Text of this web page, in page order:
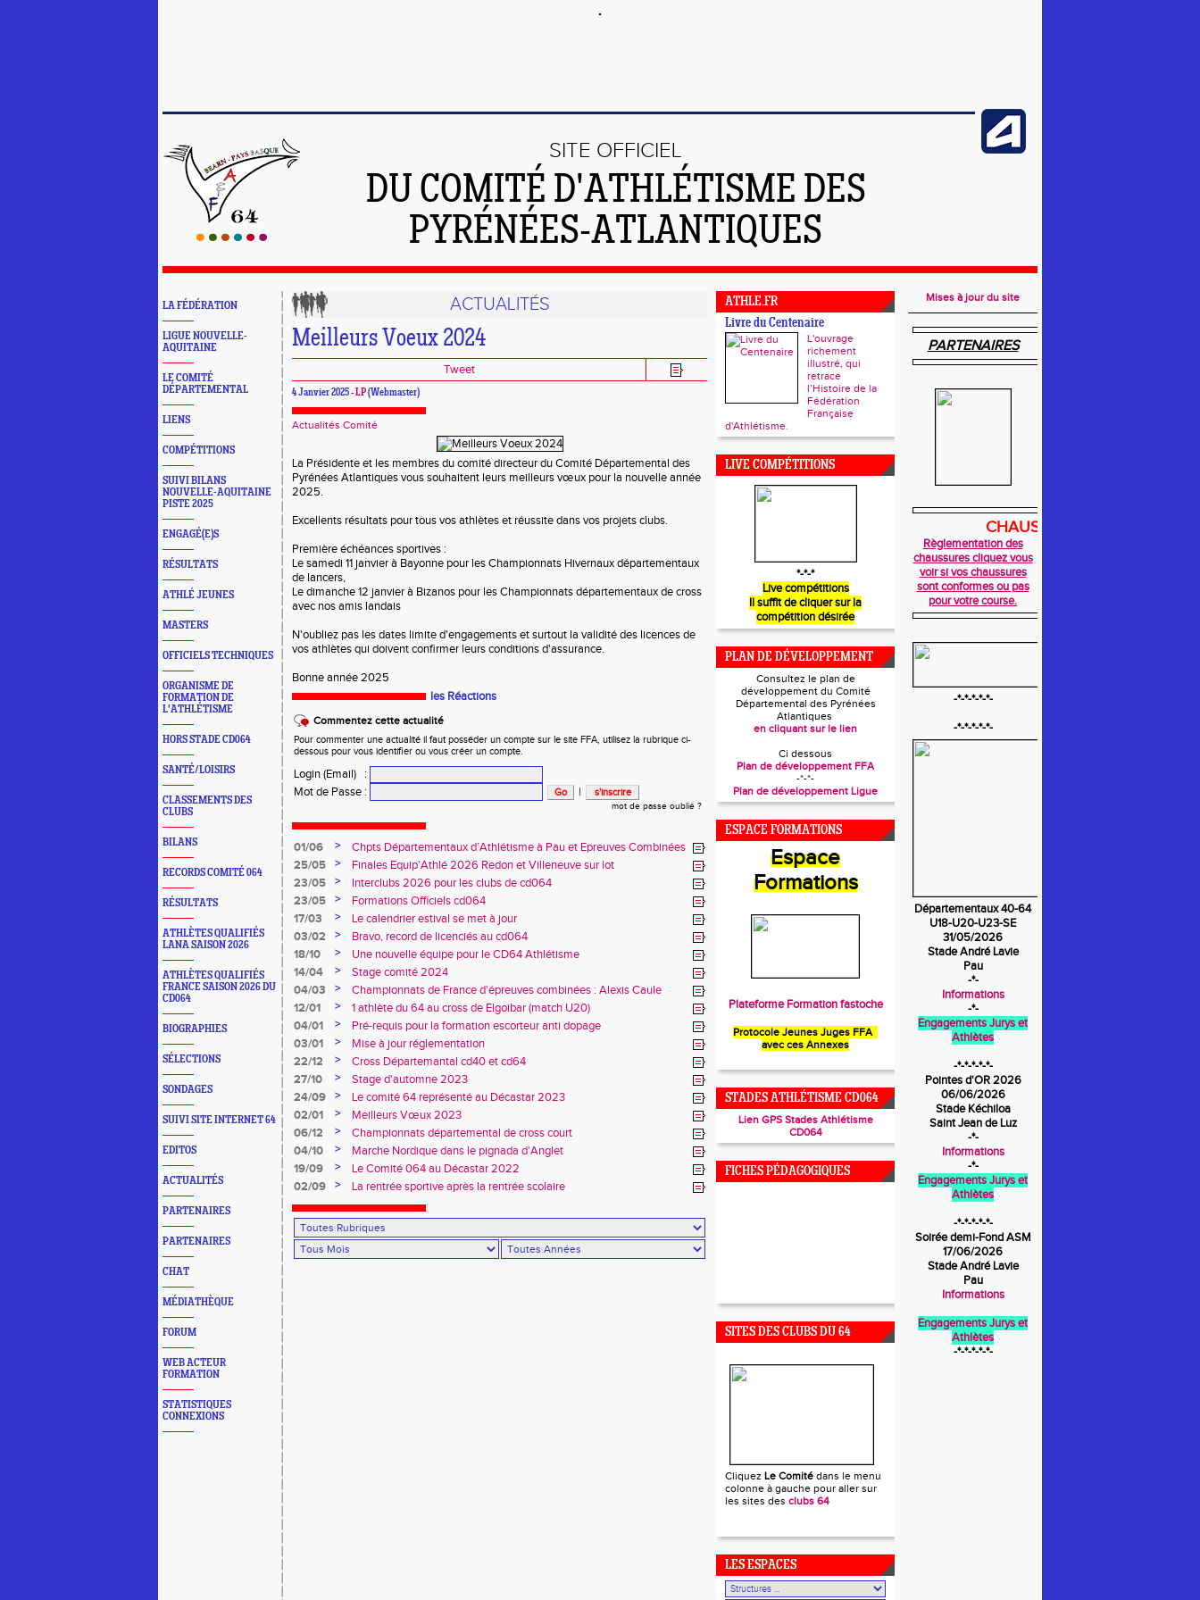
SITE OFFICIEL
DU COMITÉ D'ATHLÉTISME DES
PYRÉNÉES-ATLANTIQUES
LA FÉDÉRATION
LIGUE NOUVELLE-
AQUITAINE
LE COMITÉ
DÉPARTEMENTAL
LIENS
COMPÉTITIONS
SUIVI BILANS
NOUVELLE-AQUITAINE
PISTE 2025
ENGAGÉ(E)S
RÉSULTATS
ATHLÉ JEUNES
MASTERS
OFFICIELS TECHNIQUES
ORGANISME DE
FORMATION DE
L'ATHLÉTISME
HORS STADE CD064
SANTÉ/LOISIRS
CLASSEMENTS DES
CLUBS
BILANS
RECORDS COMITÉ 064
RÉSULTATS
ATHLÈTES QUALIFIÉS
LANA SAISON 2026
ATHLÈTES QUALIFIÉS
FRANCE SAISON 2026 DU
CD064
BIOGRAPHIES
SÉLECTIONS
SONDAGES
SUIVI SITE INTERNET 64
EDITOS
ACTUALITÉS
PARTENAIRES
PARTENAIRES
CHAT
MÉDIATHÈQUE
FORUM
WEB ACTEUR
FORMATION
STATISTIQUES
CONNEXIONS
ACTUALITÉS
Meilleurs Voeux 2024
Tweet
4 Janvier 2025 -LP(Webmaster)
Actualités Comité
La Présidente et les membres du comité directeur du Comité Départemental des
Pyrénées Atlantiques vous souhaitent leurs meilleurs vœux pour la nouvelle année
2025.
Excellents résultats pour tous vos athlètes et réussite dans vos projets clubs.
Première échéances sportives :
Le samedi 11 janvier à Bayonne pour les Championnats Hivernaux départementaux
de lancers,
Le dimanche 12 janvier à Bizanos pour les Championnats départementaux de cross
avec nos amis landais
N'oubliez pas les dates limite d'engagements et surtout la validité des licences de
vos athlètes qui doivent confirmer leurs conditions d'assurance.
Bonne année 2025
les Réactions
Commentez cette actualité
Pour commenter une actualité il faut posséder un compte sur le site FFA, utilisez la rubrique ci-
dessous pour vous identifier ou vous créer un compte.
Login (Email)
:
Mot de Passe : |
mot de passe oublié ?
01/06 >
Chpts Départementaux d’Athlétisme à Pau et Epreuves Combinées
Toulouse
25/05 >
Finales Equip'Athlé 2026 Redon et Villeneuve sur lot
23/05
>
Interclubs 2026 pour les clubs de cd064
23/05
>
Formations Officiels cd064
17/03
>
Le calendrier estival se met à jour
03/02
>
Bravo, record de licenciés au cd064
18/10
>
Une nouvelle équipe pour le CD64 Athlétisme
14/04
>
Stage comité 2024
04/03
>
Championnats de France d'épreuves combinées : Alexis Caule
Duler titré
12/01 >
1 athlète du 64 au cross de Elgoibar (match U20)
04/01
>
Pré-requis pour la formation escorteur anti dopage
03/01
>
Mise à jour réglementation
22/12
>
Cross Départemantal cd40 et cd64
27/10
>
Stage d'automne 2023
24/09
>
Le comité 64 représenté au Décastar 2023
02/01
>
Meilleurs Vœux 2023
06/12
>
Championnats départemental de cross court
04/10
>
Marche Nordique dans le pignada d'Anglet
19/09
>
Le Comité 064 au Décastar 2022
02/09
> La rentrée sportive après la rentrée scolaire
ATHLE.FR
Livre du Centenaire
L'ouvrage
richement
illustré, qui
retrace
l’Histoire de la
Fédération
Française
d'Athlétisme.
LIVE COMPÉTITIONS
*-*-*
Live compétitions
Il suffit de cliquer sur la
compétition désirée
PLAN DE DÉVELOPPEMENT
Consultez le plan de
développement du Comité
Départemental des Pyrénées
Atlantiques
en cliquant sur le lien
Ci dessous
Plan de développement FFA
-*-*-
Plan de développement Ligue
ESPACE FORMATIONS
Espace
Formations
Plateforme Formation fastoche
Protocole Jeunes Juges FFA
avec ces Annexes
STADES ATHLÉTISME CD064
Lien GPS Stades Athlétisme
CD064
FICHES PÉDAGOGIQUES
SITES DES CLUBS DU 64
Cliquez Le Comité dans le menu
colonne à gauche pour aller sur
les sites des clubs 64
LES ESPACES
Mises à jour du site
PARTENAIRES
CHAUSSURES
Règlementation des
chaussures cliquez vous
voir si vos chaussures
sont conformes ou pas
pour votre course.
-*-*-*-*-*-
-*-*-*-*-*-
Départementaux 40-64
U18-U20-U23-SE
31/05/2026
Stade André Lavie
Pau
-*-
Informations
-*-
Engagements Jurys et
Athlètes
-*-*-*-*-*-
Pointes d'OR 2026
06/06/2026
Stade Kéchiloa
Saint Jean de Luz
-*-
Informations
-*-
Engagements Jurys et
Athlètes
-*-*-*-*-*-
Soirée demi-Fond ASM
17/06/2026
Stade André Lavie
Pau
Informations
Engagements Jurys et
Athlètes
-*-*-*-*-*-